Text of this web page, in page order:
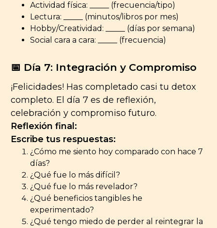
Actividad física: _____ (frecuencia/tipo)
Lectura: _____ (minutos/libros por mes)
Hobby/Creatividad: _____ (días por semana)
Social cara a cara: _____ (frecuencia)
📅 Día 7: Integración y Compromiso
¡Felicidades! Has completado casi tu detox
completo. El día 7 es de reflexión,
celebración y compromiso futuro.
Reflexión final:
Escribe tus respuestas:
¿Cómo me siento hoy comparado con hace 7
días?
¿Qué fue lo más difícil?
¿Qué fue lo más revelador?
¿Qué beneficios tangibles he
experimentado?
¿Qué tengo miedo de perder al reintegrar la